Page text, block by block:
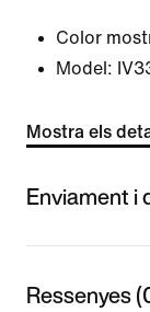
Color
Model:
Mostra els
Enviament i
Ressenyes